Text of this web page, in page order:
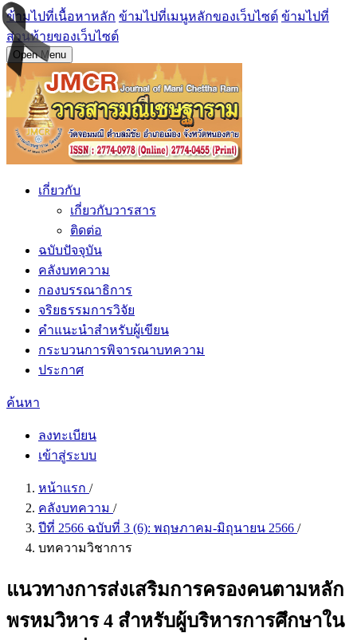
ข้ามไปที่เนื้อหาหลัก ข้ามไปที่เมนูหลักของเว็บไซต์ ข้ามไปที่
ส่วนท้ายของเว็บไซต์
Open Menu
เกี่ยวกับ
เกี่ยวกับวารสาร
ติดต่อ
ฉบับปัจจุบัน
คลังบทความ
กองบรรณาธิการ
จริยธรรมการวิจัย
คำแนะนำสำหรับผู้เขียน
กระบวนการพิจารณาบทความ
ประกาศ
ค้นหา
ลงทะเบียน
เข้าสู่ระบบ
หน้าแรก /
คลังบทความ /
ปีที่ 2566 ฉบับที่ 3 (6): พฤษภาคม-มิถุนายน 2566 /
บทความวิชาการ
แนวทางการส่งเสริมการครองคนตามหลัก
พรหมวิหาร 4 สำหรับผู้บริหารการศึกษาใน